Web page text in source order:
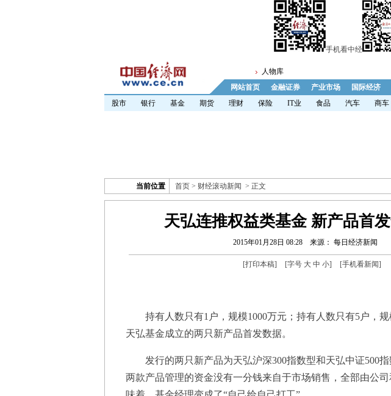
手机看中经
人物库
网站首页
金融证券 产业市场 国际经济
股市
银行 基金 期货 理财 保险 IT业 食品 汽车 商车
当前位置 首页 > 财经滚动新闻 > 正文
天弘连推权益类基金 新产品首
2015年01月28日 08:28 来源： 每日经济新闻
[打印本稿] [字号 大 中 小] [手机看新闻]
持有人数只有1户，规模1000万元；持有人数只有5户，规
天弘基金成立的两只新产品首发数据。
发行的两只新产品为天弘沪深300指数型和天弘中证500指
两款产品管理的资金没有一分钱来自于市场销售，全部由公